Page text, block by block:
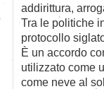
addirittura,
Tra le politiche
protocollo
È un accordo
utilizzato come
come neve al